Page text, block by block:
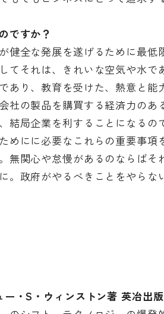
ですか？
健全な発展を遂げるために最低
てそれは、きれいな空気や水で
あり、教育を受けた、熱意と能
社の製品を購買する経済力のあ
局企業を利することになるの
めにに必要なこれらの重要事項
無関心や怠慢があるのならばそ
。政府がやるべきことをやらな
ー・S・ウィンストン著英冶出版